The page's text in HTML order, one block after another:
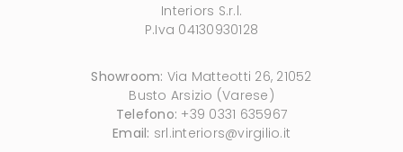
Interiors S.r.l.
P.Iva 04130930128
Showroom: Via Matteotti 26, 21052
Busto Arsizio (Varese)
Telefono: +39 0331 635967
Email: srl.interiors@virgilio.it